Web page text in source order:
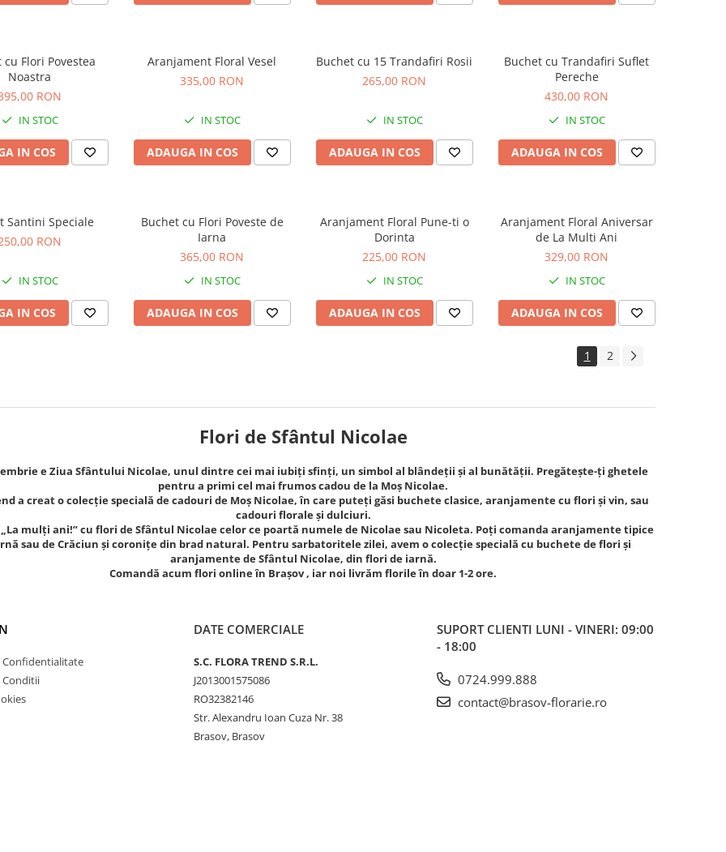
cu Flori Povestea
Noastra
RON
IN STOC
IN COS
Aranjament Floral Vesel
335,00 RON
IN STOC
ADAUGA IN COS
Buchet cu 15 Trandafiri Rosii
265,00 RON
IN STOC
ADAUGA IN COS
Buchet cu Trandafiri Suflet
Pereche
430,00 RON
IN STOC
ADAUGA IN COS
Santini Speciale
RON
IN STOC
IN COS
Buchet cu Flori Poveste de
Iarna
365,00 RON
IN STOC
ADAUGA IN COS
Aranjament Floral Pune-ti o
Dorinta
225,00 RON
IN STOC
ADAUGA IN COS
Aranjament Floral Aniversar
de La Multi Ani
329,00 RON
IN STOC
ADAUGA IN COS
1 2
Flori de Sfântul Nicolae
e Ziua Sfântului Nicolae, unul dintre cei mai iubiți sfinți, un simbol al blândeții și al bunătății. Pregătește-ți ghetele
pentru a primi cel mai frumos cadou de la Moş Nicolae.
a creat o colecție specială de cadouri de Moș Nicolae, în care puteți găsi buchete clasice, aranjamente cu flori și vin, sau
cadouri florale și dulciuri.
mulţi ani!” cu flori de Sfântul Nicolae celor ce poartă numele de Nicolae sau Nicoleta. Poți comanda aranjamente tipice
sau de Crăciun și coronițe din brad natural. Pentru sarbatoritele zilei, avem o colecție specială cu buchete de flori și
aranjamente de Sfântul Nicolae, din flori de iarnă.
Comandă acum flori online în Brașov , iar noi livrăm florile în doar 1-2 ore.
Confidentialitate
Conditii
DATE COMERCIALE
S.C. FLORA TREND S.R.L.
J2013001575086
RO32382146
Str. Alexandru Ioan Cuza Nr. 38
Brasov, Brasov
SUPORT CLIENTI LUNI - VINERI: 09:00
- 18:00
0724.999.888
contact@brasov-florarie.ro